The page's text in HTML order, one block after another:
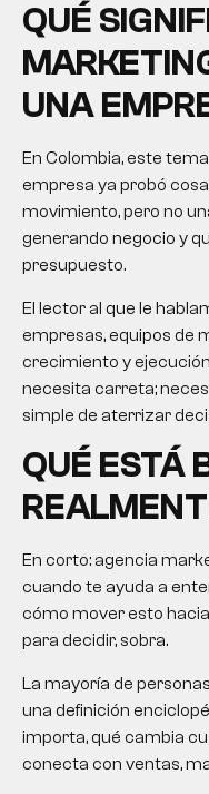
QUÉ
UNA
En Colombia, este
empresa ya probó
movimiento, pero no
generando negocio y
presupuesto.
El lector al que le
empresas, equipos de
crecimiento y
necesita carreta;
simple de aterrizar
QUÉ ESTÁ
En corto: agencia
cuando te ayuda a
cómo mover esto
para decidir, sobra.
La mayoría de
una definición
importa, qué cambia
conecta con ventas,